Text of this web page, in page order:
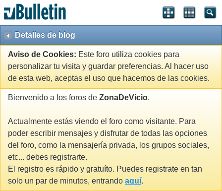
Detalles de blog
Aviso de Cookies: Este foro utiliza cookies para
personalizar tu visita y guardar preferencias. Al hacer uso
de esta web, aceptas el uso que hacemos de las cookies.
Bienvenido a los foros de ZonaDeVicio.
Actualmente estás viendo el foro como visitante. Para
poder escribir mensajes y disfrutar de todas las opciones
del foro, como la mensajería privada, los grupos sociales,
etc... debes registrarte.
El registro es rápido y gratuíto. Puedes registrate en tan
solo un par de minutos, entrando aquí.